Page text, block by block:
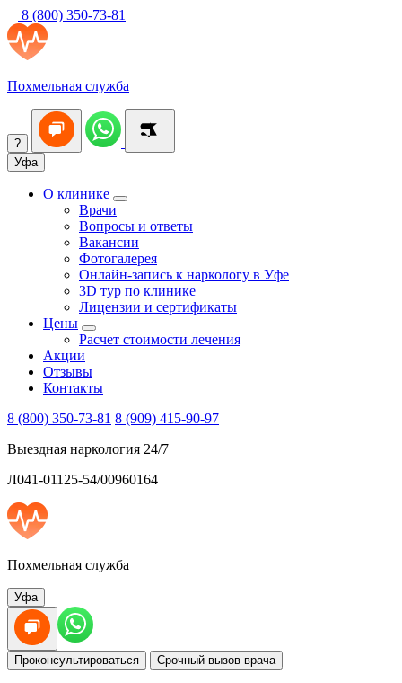
8 (800) 350-73-81
Похмельная служба
?
Уфа
О клинике
Врачи
Вопросы и ответы
Вакансии
Фотогалерея
Онлайн-запись к наркологу в Уфе
3D тур по клинике
Лицензии и сертификаты
Цены
Расчет стоимости лечения
Акции
Отзывы
Контакты
8 (800) 350-73-81 8 (909) 415-90-97
Выездная наркология 24/7
Л041-01125-54/00960164
Похмельная служба
Уфа
Проконсультироваться Срочный вызов врача